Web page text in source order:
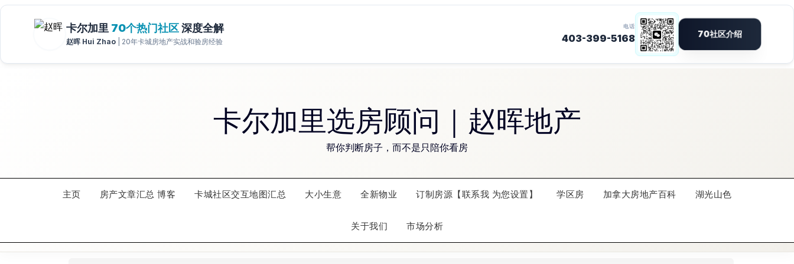
卡尔加里选房顾问｜赵晖地产
帮你判断房子，而不是只陪你看房
主页 房产文章汇总 博客 卡城社区交互地图汇总 大小生意 全新物业 订制房源【联系我 为您设置】 学区房 加拿大房地产百科 湖光山色
关于我们 市场分析